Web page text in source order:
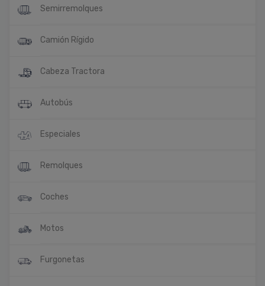
Semirremolques
Camión Rígido
Cabeza Tractora
Autobús
Especiales
Remolques
Coches
Motos
Furgonetas